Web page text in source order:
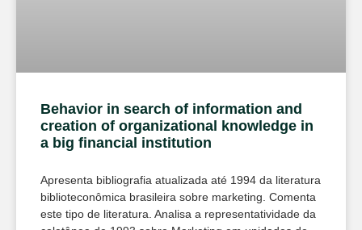
Behavior in search of information and
creation of organizational knowledge in
a big financial institution
Apresenta bibliografia atualizada até 1994 da literatura
biblioteconômica brasileira sobre marketing. Comenta
este tipo de literatura. Analisa a representatividade da